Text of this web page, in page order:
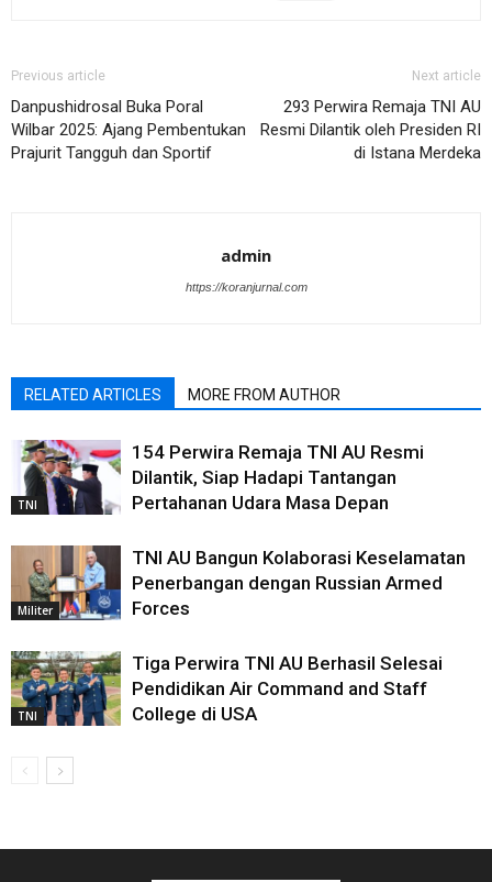
Previous article
Danpushidrosal Buka Poral
Wilbar 2025: Ajang Pembentukan
Prajurit Tangguh dan Sportif
Next article
293 Perwira Remaja TNI AU
Resmi Dilantik oleh Presiden RI
di Istana Merdeka
admin
https://koranjurnal.com
RELATED ARTICLES MORE FROM AUTHOR
TNI
154 Perwira Remaja TNI AU Resmi
Dilantik, Siap Hadapi Tantangan
Pertahanan Udara Masa Depan
Militer
TNI AU Bangun Kolaborasi Keselamatan
Penerbangan dengan Russian Armed
Forces
TNI
Tiga Perwira TNI AU Berhasil Selesai
Pendidikan Air Command and Staff
College di USA